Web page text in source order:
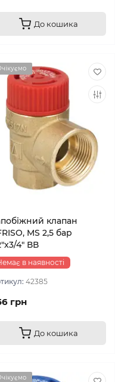
До кошика
клапан
MS 2,5 бар
4" ВВ
в наявності
42385
грн
До кошика